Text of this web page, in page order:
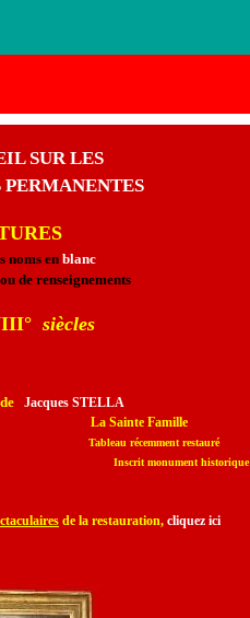
SUR LES
noms en blanc
de renseignements
siècles
Jacques STELLA
La Sainte Famille
Tableau récemment restauré
historique
de la restauration, cliquez ici